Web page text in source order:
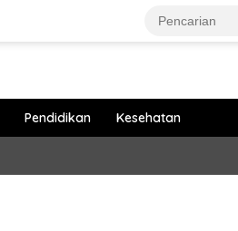
Pendidikan Kesehatan